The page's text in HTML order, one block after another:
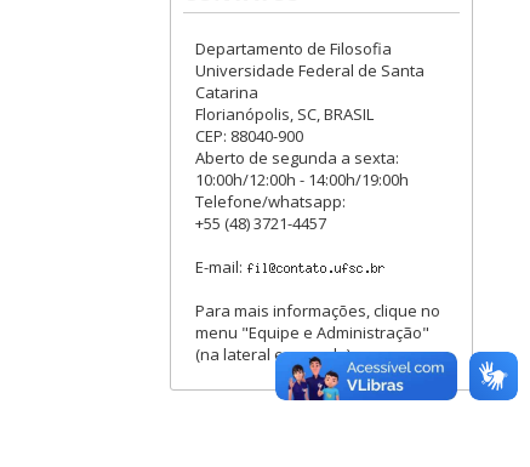
Departamento de Filosofia
Universidade Federal de Santa
Catarina
Florianópolis, SC, BRASIL
CEP: 88040-900
Aberto de segunda a sexta:
10:00h/12:00h - 14:00h/19:00h
Telefone/whatsapp:
+55 (48) 3721-4457
E-mail:
Para mais informações, clique no
menu "Equipe e Administração"
(na lateral esquerda).